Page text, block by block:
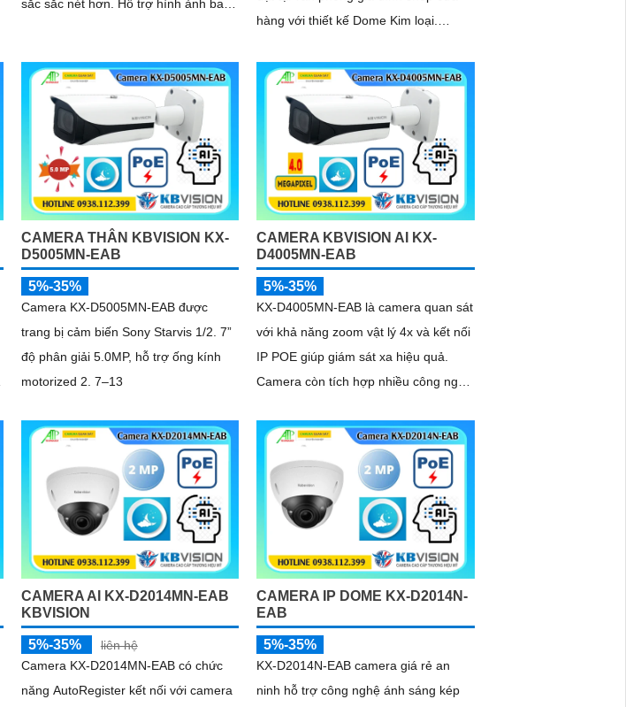
sắc sắc nét hơn. Hỗ trợ hình ảnh ban
hàng với thiết kế Dome Kim loại.
RJ45 kết nối dễ dàng với camera ghi
hình từ xa
CAMERA THÂN KBVISION KX-
D5005MN-EAB
5%-35%
Camera KX-D5005MN-EAB được
trang bị cảm biến Sony Starvis 1/2. 7”
độ phân giải 5.0MP, hỗ trợ ống kính
motorized 2. 7–13
CAMERA KBVISION AI KX-
D4005MN-EAB
5%-35%
KX-D4005MN-EAB là camera quan sát
với khả năng zoom vật lý 4x và kết nối
IP POE giúp giám sát xa hiệu quả.
Camera còn tích hợp nhiều công nghệ
đến phát hiện vật thể, phân tích người,
CAMERA AI KX-D2014MN-EAB
KBVISION
5%-35%
liên hệ
Camera KX-D2014MN-EAB có chức
năng AutoRegister kết nối với camera
CAMERA IP DOME KX-D2014N-
EAB
5%-35%
KX-D2014N-EAB camera giá rẻ an
ninh hỗ trợ công nghệ ánh sáng kép